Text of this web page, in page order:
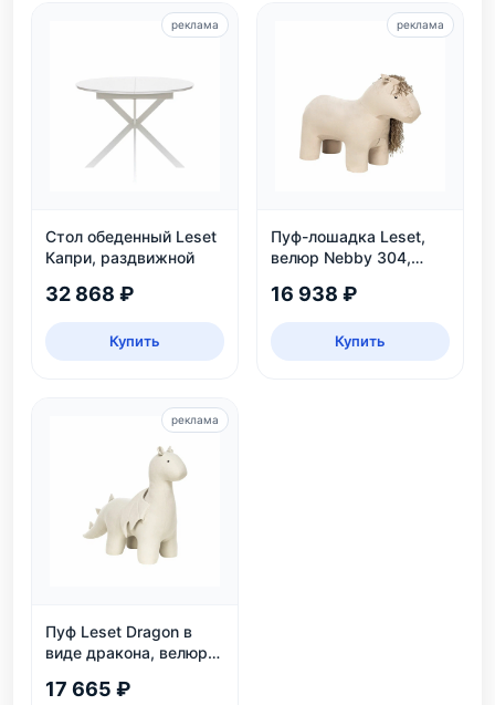
Стол обеденный Leset
Капри, раздвижной
32 868 ₽
Купить
реклама
Пуф-лошадка Leset,
велюр Nebby 304,
детской
16 938 ₽
Купить
реклама
Пуф Leset Dragon в
виде дракона, велюр
детской
17 665 ₽
реклама